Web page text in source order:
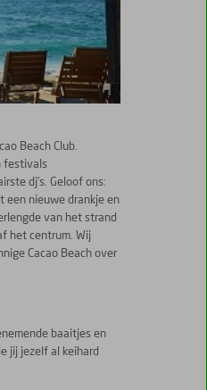
Beach Club.
festivals
dj’s. Geloof ons:
een nieuwe drankje en
van het strand
het centrum. Wij
Cacao Beach over
baaitjes en
jij jezelf al keihard